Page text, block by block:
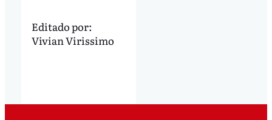
Editado por:
Vivian Virissimo